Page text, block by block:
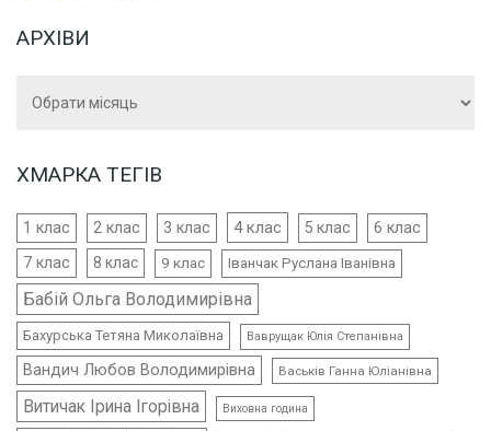
АРХІВИ
ХМАРКА ТЕГІВ
1 клас 2 клас 3 клас 4 клас 5 клас 6 клас
7 клас 8 клас 9 клас Іванчак Руслана Іванівна
Бабій Ольга Володимирівна
Бахурська Тетяна Миколаївна Ваврущак Юлія Степанівна
Вандич Любов Володимирівна Васьків Ганна Юліанівна
Витичак Ірина Ігорівна Виховна година